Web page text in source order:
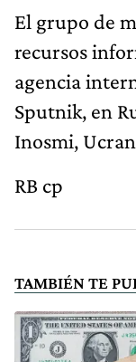
El grupo de
recursos
agencia
Sputnik, en
Inosmi,
RB cp
TAMBIÉN TE